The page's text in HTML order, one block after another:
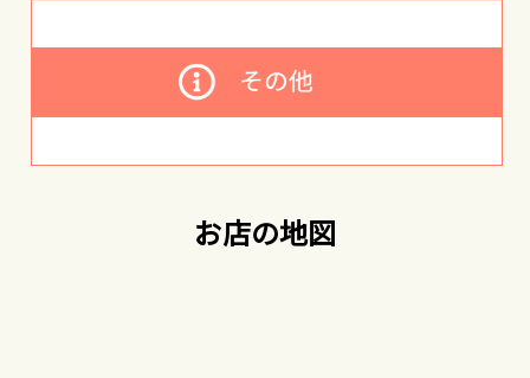
お店の地図